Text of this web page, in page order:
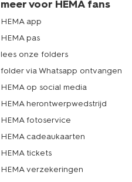
meer voor HEMA fans
HEMA app
HEMA pas
lees onze folders
folder via Whatsapp ontvangen
HEMA op social media
HEMA herontwerpwedstrijd
HEMA fotoservice
HEMA cadeaukaarten
HEMA tickets
HEMA verzekeringen